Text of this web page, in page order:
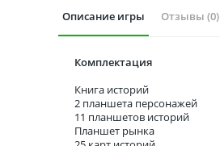
Описание игры Отзывы (0)
Комплектация
Книга историй
2 планшета персонажей
11 планшетов историй
Планшет рынка